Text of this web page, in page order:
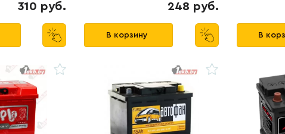
310 руб. 248 руб.
В корзину В